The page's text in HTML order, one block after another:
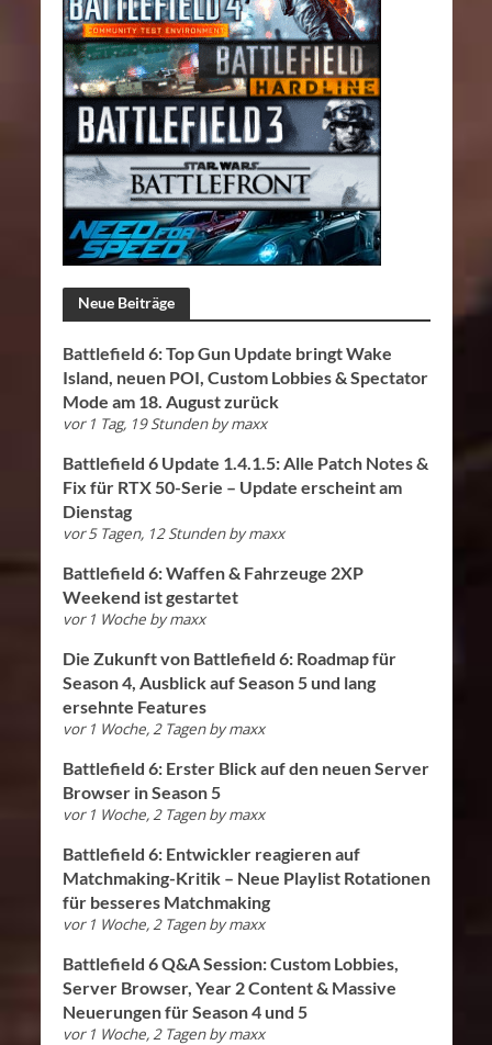
Neue Beiträge
Battlefield 6: Top Gun Update bringt Wake
Island, neuen POI, Custom Lobbies & Spectator
Mode am 18. August zurück
vor 1 Tag, 19 Stunden bymaxx
Battlefield 6 Update 1.4.1.5: Alle Patch Notes &
Fix für RTX 50-Serie – Update erscheint am
Dienstag
vor 5 Tagen, 12 Stunden bymaxx
Battlefield 6: Waffen & Fahrzeuge 2XP
Weekend ist gestartet
vor 1 Woche bymaxx
Die Zukunft von Battlefield 6: Roadmap für
Season 4, Ausblick auf Season 5 und lang
ersehnte Features
vor 1 Woche, 2 Tagen bymaxx
Battlefield 6: Erster Blick auf den neuen Server
Browser in Season 5
vor 1 Woche, 2 Tagen bymaxx
Battlefield 6: Entwickler reagieren auf
Matchmaking-Kritik – Neue Playlist Rotationen
für besseres Matchmaking
vor 1 Woche, 2 Tagen bymaxx
Battlefield 6 Q&A Session: Custom Lobbies,
Server Browser, Year 2 Content & Massive
Neuerungen für Season 4 und 5
vor 1 Woche, 2 Tagen bymaxx